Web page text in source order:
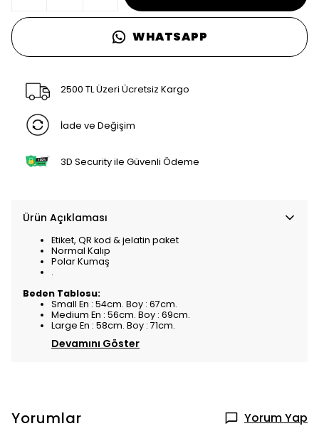
WHATSAPP
2500 TL Üzeri Ücretsiz Kargo
İade ve Değişim
3D Security ile Güvenli Ödeme
Ürün Açıklaması
Etiket, QR kod & jelatin paket
Normal Kalıp
Polar Kumaş
.
Beden Tablosu:
Small En : 54cm. Boy : 67cm.
Medium En : 56cm. Boy : 69cm.
Large En : 58cm. Boy : 71cm.
Devamını Göster
Yorumlar Yorum Yap